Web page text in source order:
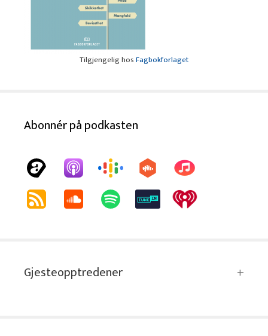
Tilgjengelig hosFagbokforlaget
Abonnér på podkasten
Gjesteopptredener